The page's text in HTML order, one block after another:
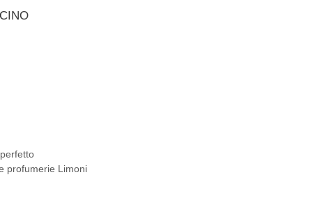
profumerie Limoni